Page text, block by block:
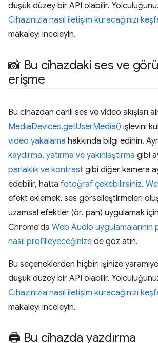
düşük düzey bir API olabilir.
Cihazınızla nasıl iletişim kuracağınızı
makaleyi inceleyin.
📸 Bu cihazdaki ses ve
erişme
Bu cihazdan canlı ses ve video akışları
MediaDevices.getUserMedia() işlevini
video yakalama hakkında bilgi edinin.
kaydırma, yatırma ve yakınlaştırma gibi
parlaklık ve kontrast gibi diğer kamera
edebilir, hatta fotoğraf çekebilirsiniz.
efekt eklemek, ses görselleştirmeleri
uzamsal efektler (ör. pan) uygulamak için
Chrome'da Web Audio uygulamalarının
nasıl profilleyeceğinize de göz atın.
Bu seçeneklerden hiçbiri işinize
düşük düzey bir API olabilir.
Cihazınızla nasıl iletişim kuracağınızı
makaleyi inceleyin.
🖨 Bu cihazda yazdırma